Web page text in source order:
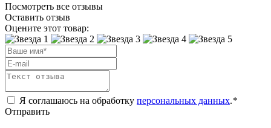
Посмотреть все отзывы
Оставить отзыв
Оцените этот товар:
Я соглашаюсь на обработку персональных данных.*
Отправить